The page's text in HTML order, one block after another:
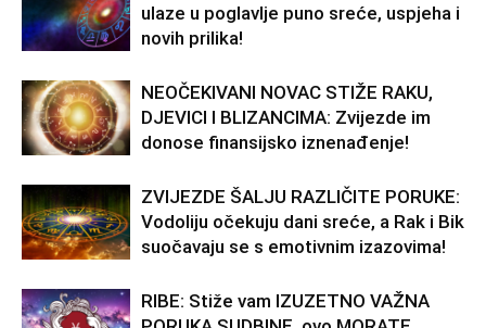
ulaze u poglavlje puno sreće, uspjeha i
novih prilika!
NEOČEKIVANI NOVAC STIŽE RAKU,
DJEVICI I BLIZANCIMA: Zvijezde im
donose finansijsko iznenađenje!
ZVIJEZDE ŠALJU RAZLIČITE PORUKE:
Vodoliju očekuju dani sreće, a Rak i Bik
suočavaju se s emotivnim izazovima!
RIBE: Stiže vam IZUZETNO VAŽNA